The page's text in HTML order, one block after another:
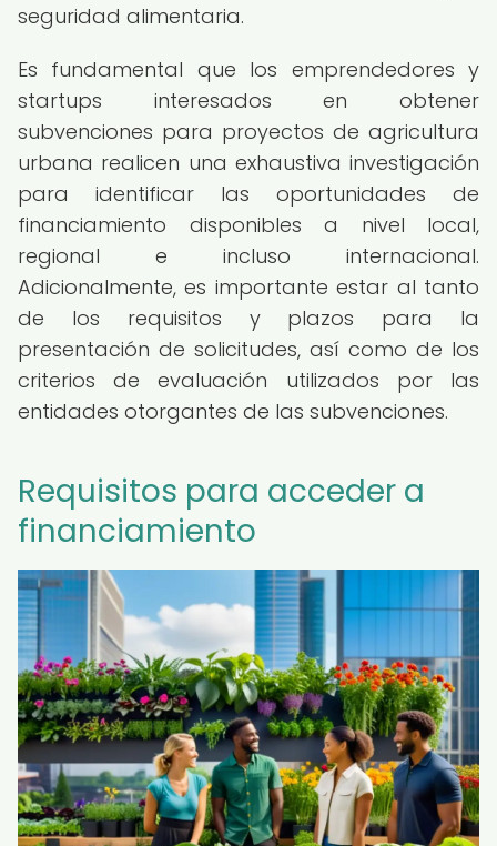
seguridad alimentaria.
Es fundamental que los emprendedores y
startups interesados en obtener
subvenciones para proyectos de agricultura
urbana realicen una exhaustiva investigación
para identificar las oportunidades de
financiamiento disponibles a nivel local,
regional e incluso internacional.
Adicionalmente, es importante estar al tanto
de los requisitos y plazos para la
presentación de solicitudes, así como de los
criterios de evaluación utilizados por las
entidades otorgantes de las subvenciones.
Requisitos para acceder a
financiamiento